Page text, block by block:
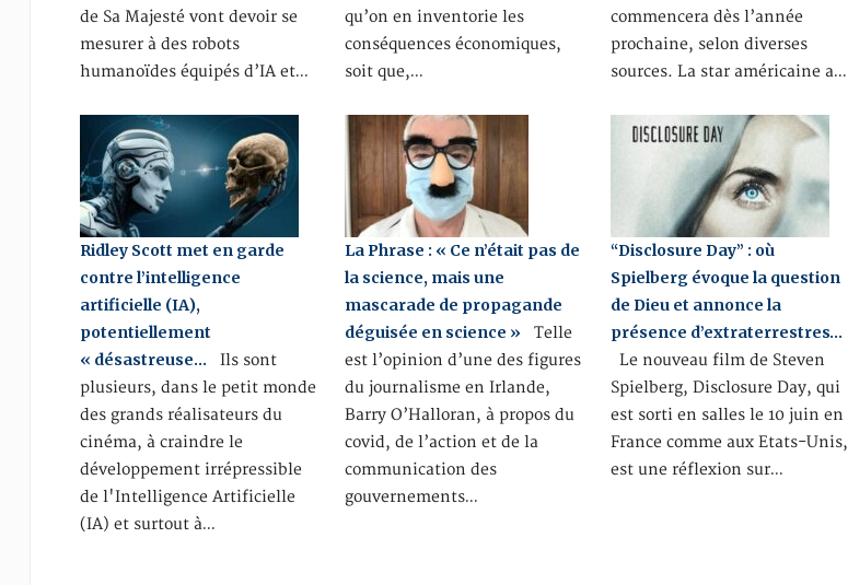
de Sa Majesté vont devoir se
mesurer à des robots
humanoïdes équipés d’IA et…
qu’on en inventorie les
conséquences économiques,
soit que,…
commencera dès l’année
prochaine, selon diverses
sources. La star américaine a…
Ridley Scott met en garde
contre l’intelligence
artificielle (IA),
potentiellement
« désastreuse… Ils sont
plusieurs, dans le petit monde
des grands réalisateurs du
cinéma, à craindre le
développement irrépressible
de l'Intelligence Artificielle
(IA) et surtout à…
La Phrase : « Ce n’était pas de
la science, mais une
mascarade de propagande
déguisée en science » Telle
est l’opinion d’une des figures
du journalisme en Irlande,
Barry O’Halloran, à propos du
covid, de l’action et de la
communication des
gouvernements…
“Disclosure Day” : où
Spielberg évoque la question
de Dieu et annonce la
présence d’extraterrestres…
Le nouveau film de Steven
Spielberg, Disclosure Day, qui
est sorti en salles le 10 juin en
France comme aux Etats-Unis,
est une réflexion sur…